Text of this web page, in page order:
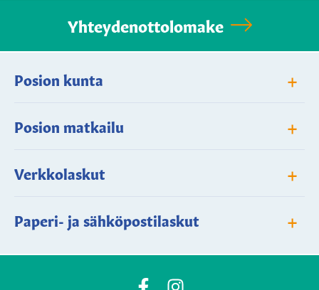
Yhteydenottolomake
Posion kunta +
Posion matkailu +
Verkkolaskut +
Paperi- ja sähköpostilaskut +